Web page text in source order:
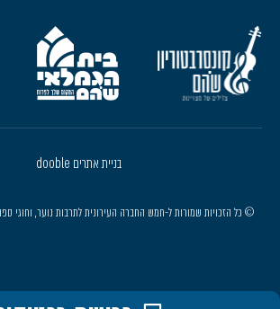
© כל הזכויות שמורות ל-חמש החברה העירונית לתרבות נוער,
בניית אתרים dooble